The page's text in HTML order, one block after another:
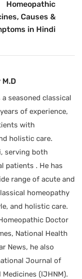
Homeopathic
Causes &
in Hindi
a seasoned classical
of experience,
with
holistic care.
serving both
patients . He has
range of acute and
homeopathy
and holistic care.
Doctor
National Health
News, he also
Journal of
(IJHNM).